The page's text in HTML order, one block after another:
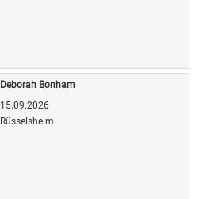
Deborah Bonham
15.09.2026
Rüsselsheim